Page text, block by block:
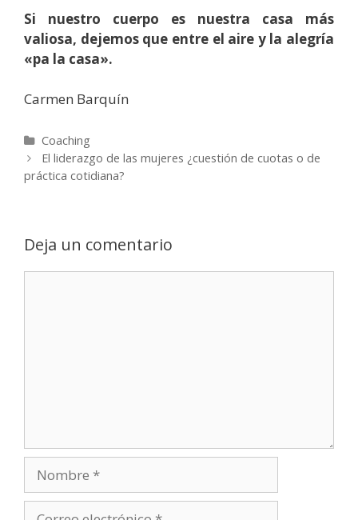
Si nuestro cuerpo es nuestra casa más
valiosa, dejemos que entre el aire y la alegría
«pa la casa».
Carmen Barquín
Coaching
El liderazgo de las mujeres ¿cuestión de cuotas o de
práctica cotidiana?
Deja un comentario